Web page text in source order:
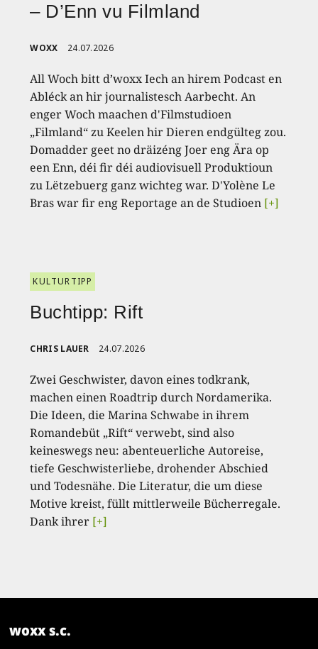
– D’Enn vu Filmland
WOXX 24.07.2026
All Woch bitt d’woxx Iech an hirem Podcast en
Abléck an hir journalistesch Aarbecht. An
enger Woch maachen d'Filmstudioen
„Filmland“ zu Keelen hir Dieren endgülteg zou.
Domadder geet no dräizéng Joer eng Ära op
een Enn, déi fir déi audiovisuell Produktioun
zu Lëtzebuerg ganz wichteg war. D'Yolène Le
Bras war fir eng Reportage an de Studioen [+]
KULTURTIPP
Buchtipp: Rift
CHRIS LAUER 24.07.2026
Zwei Geschwister, davon eines todkrank,
machen einen Roadtrip durch Nordamerika.
Die Ideen, die Marina Schwabe in ihrem
Romandebüt „Rift“ verwebt, sind also
keineswegs neu: abenteuerliche Autoreise,
tiefe Geschwisterliebe, drohender Abschied
und Todesnähe. Die Literatur, die um diese
Motive kreist, füllt mittlerweile Bücherregale.
Dank ihrer [+]
woxx s.c.